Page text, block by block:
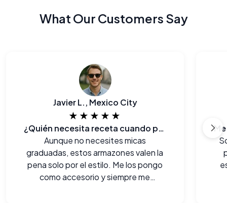
What Our Customers Say
Javier L., Mexico City
★★★★★
¿Quién necesita receta cuando puedes verte así?
Aunque no necesites micas
graduadas, estos armazones valen la
pena solo por el estilo. Me los pongo
como accesorio y siempre me